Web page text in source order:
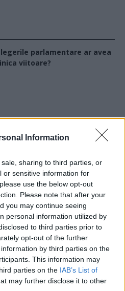
Information
sharing to third parties, or
or sensitive information for
use the below opt-out
Please note that after your
you may continue seeing
personal information utilized by
to third parties prior to
opt-out of the further
by third parties on the
This information may
parties on the IAB’s List of
may further disclose it to other
parlamentare ar avea
viitoare?
(Târziu)